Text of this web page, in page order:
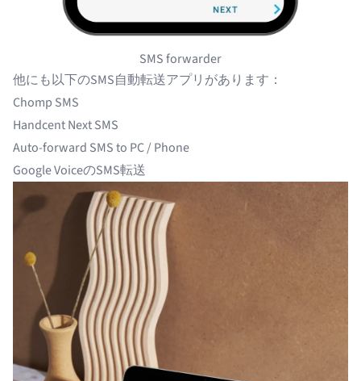
SMS forwarder
他にも以下のSMS自動転送アプリがあります：
Chomp SMS
Handcent Next SMS
Auto-forward SMS to PC / Phone
Google VoiceのSMS転送